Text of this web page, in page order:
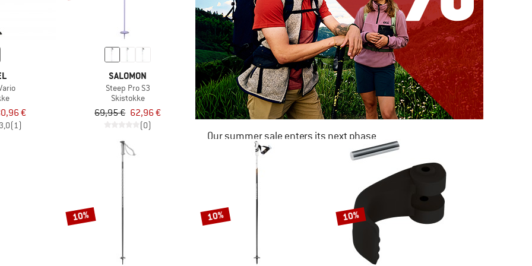
€
3,0(1)
SALOMON
Steep Pro S3
Skistokke
69,95 € 62,96 €
(0)
Our summer sale enters its next phase
NOW UP TO 50% OFF
10% 10% 10%